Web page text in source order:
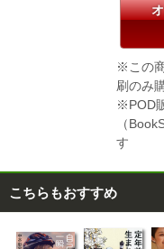
※この
刷のみ
※POD
（
す
こちらもおすすめ